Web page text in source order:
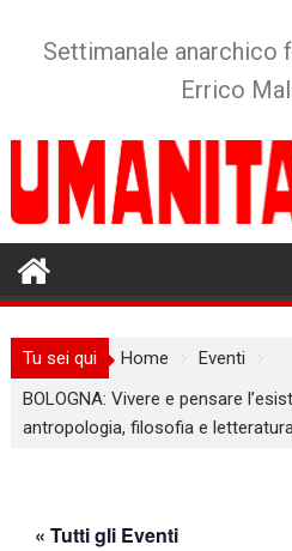
Settimanale anarchico
Errico
Tu sei qui Home
Eventi
BOLOGNA: Vivere e pensare
antropologia, filosofia e
« Tutti gli Eventi